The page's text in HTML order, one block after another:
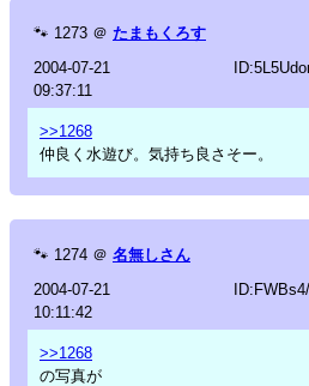
🐾 1273 ＠ たまもくろす
2004-07-21
09:37:11
>>1268
仲良く水遊び。気持ち良さそー。
🐾 1274 ＠ 名無しさん
2004-07-21
10:11:42
>>1268
の写真が